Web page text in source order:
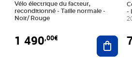
Vélo électrique du facteur,
reconditionné - Taille normale -
Noir/ Rouge
1 490,00€
-